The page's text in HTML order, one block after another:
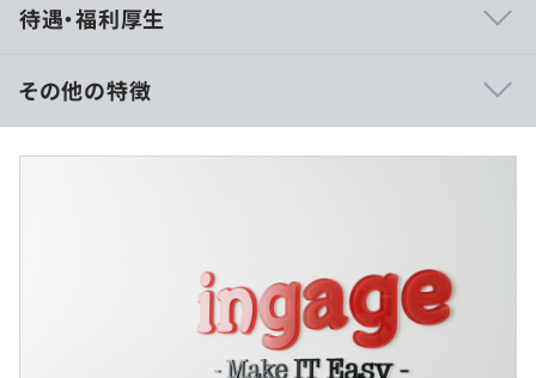
す。
担当者を決めてそれぞれ開発に取り組みます。
・イシューは下記3パターンから作成することがほとんど
です。
∟「会社の事業計画に沿った機能改善」
■開発を進める中で出てきた疑問点や提案などは、毎日の
朝会で開発者全員で共有・ディスカッションをしていま
待遇・福利厚生
■賃金形態：月給制
■賃金の決定方法：※ご経験・スキルを考慮の上、当社規
・基本給：345,730円～459,290円
・固定残業代：25時間分、67,530円～89,710円（超過分
その他の特徴